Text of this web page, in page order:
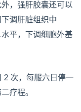
，强肝胶囊还可以
调肝脏组织中
平，下调细胞外基
2 次，每服六日停一
疗程。